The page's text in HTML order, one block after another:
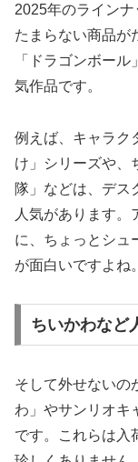
2025年のライン
たまらない商品が
「ドラゴンボー
気作品です。
例えば、キャラク
け」シリーズや、
隊」などは、デス
人気があります。
に、ちょっとシュ
が面白いですよね
ちいかわなど
そして外せないの
わ」やサンリオキ
です。これらは入